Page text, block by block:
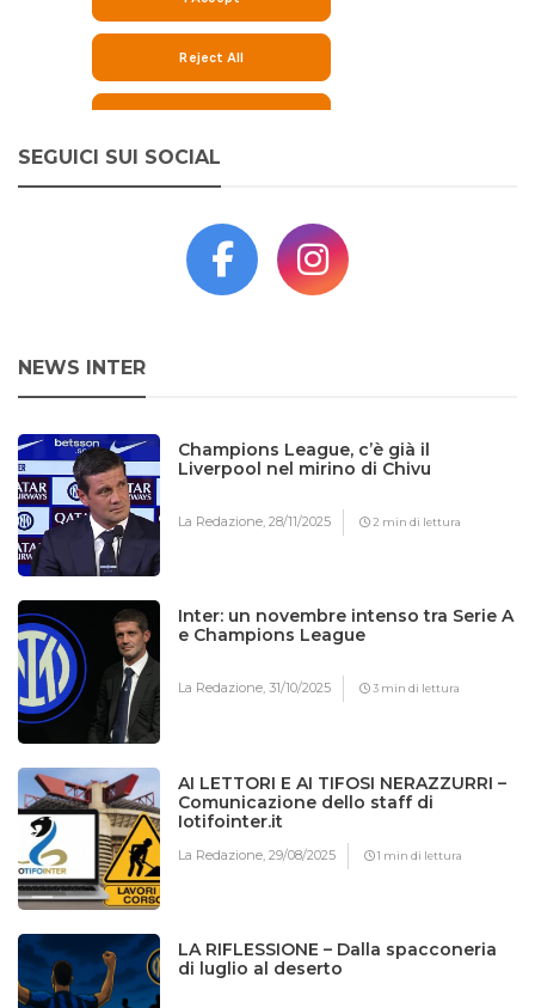
SEGUICI SUI SOCIAL
NEWS INTER
Champions League, c’è già il
Liverpool nel mirino di Chivu
La Redazione,28/11/2025 2 min di lettura
Inter: un novembre intenso tra Serie A
e Champions League
La Redazione,31/10/2025 3 min di lettura
AI LETTORI E AI TIFOSI NERAZZURRI –
Comunicazione dello staff di
Iotifointer.it
La Redazione,29/08/2025 1 min di lettura
LA RIFLESSIONE – Dalla spacconeria
di luglio al deserto